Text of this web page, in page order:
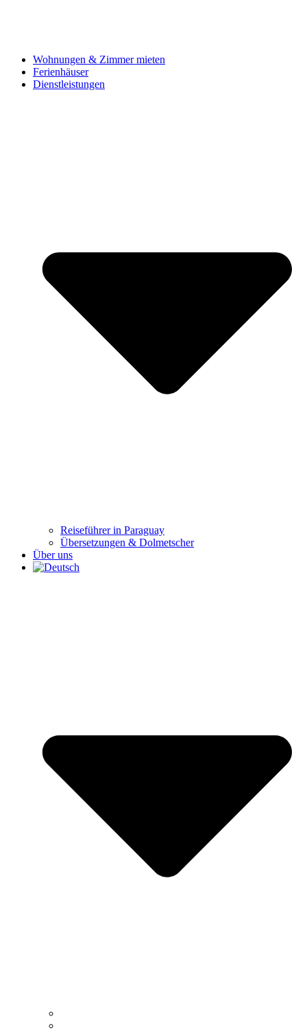
Wohnungen & Zimmer mieten
Ferienhäuser
Dienstleistungen
Reiseführer in Paraguay
Übersetzungen & Dolmetscher
Über uns